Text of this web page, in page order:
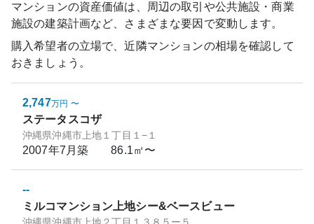
マンションの資産価値は、周辺の取引や公共施設・商業
施設の建築計画など、さまざまな要因で変動します。
購入希望者の立場で、近隣マンションの相場を確認して
おきましょう。
2,747万円 〜
ステータスコザ
沖縄県沖縄市上地１丁目１−１
2007年7月築 86.1㎡〜
--
ミルコマンション上地シー&ベースビュー